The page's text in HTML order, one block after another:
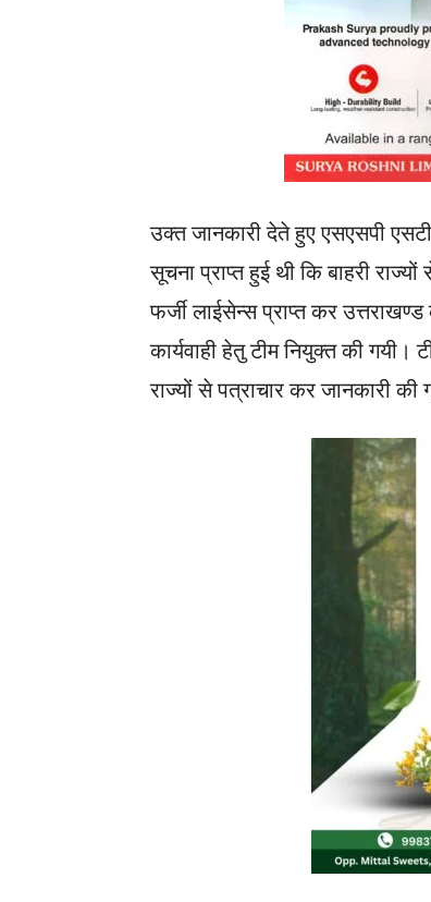
उक्त जानकारी देते हुए एसएसपी
सूचना प्राप्त हुई थी कि बाहरी
फर्जी लाईसेन्स प्राप्त कर
कार्यवाही हेतु टीम नियुक्त की गयी।
राज्यों से पत्राचार कर जानकारी की